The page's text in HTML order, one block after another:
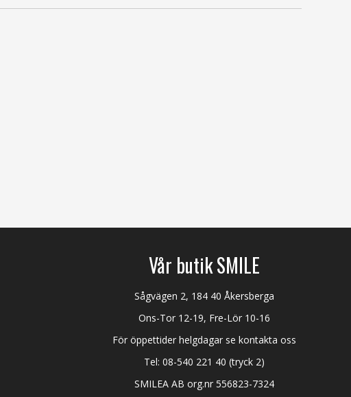
Vår butik SMILE
Sågvägen 2, 184 40 Åkersberga
Ons-Tor 12-19, Fre-Lör 10-16
För öppettider helgdagar se kontakta oss
Tel:08-540 221 40 (tryck 2)
SMILEA AB org.nr 556823-7324